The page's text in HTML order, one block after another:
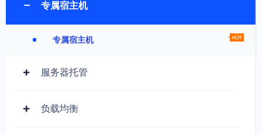
专属宿主机
专属宿主机
服务器托管
负载均衡